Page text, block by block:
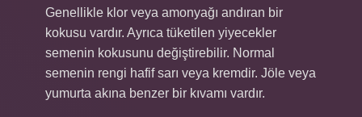
Genellikle klor veya amonyağı andıran bir
kokusu vardır. Ayrıca tüketilen yiyecekler
semenin kokusunu değiştirebilir. Normal
semenin rengi hafif sarı veya kremdir. Jöle veya
yumurta akına benzer bir kıvamı vardır.